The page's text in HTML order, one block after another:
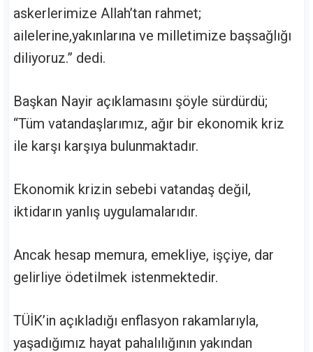
askerlerimize Allah’tan rahmet;
ailelerine,yakınlarına ve milletimize başsağlığı
diliyoruz.” dedi.
Başkan Nayir açıklamasını şöyle sürdürdü;
“Tüm vatandaşlarımız, ağır bir ekonomik kriz
ile karşı karşıya bulunmaktadır.
Ekonomik krizin sebebi vatandaş değil,
iktidarın yanlış uygulamalarıdır.
Ancak hesap memura, emekliye, işçiye, dar
gelirliye ödetilmek istenmektedir.
TÜİK’in açıkladığı enflasyon rakamlarıyla,
yaşadığımız hayat pahalılığının yakından